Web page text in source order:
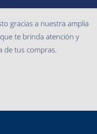
gracias a nuestra amplia
te brinda atención y
de tus compras.